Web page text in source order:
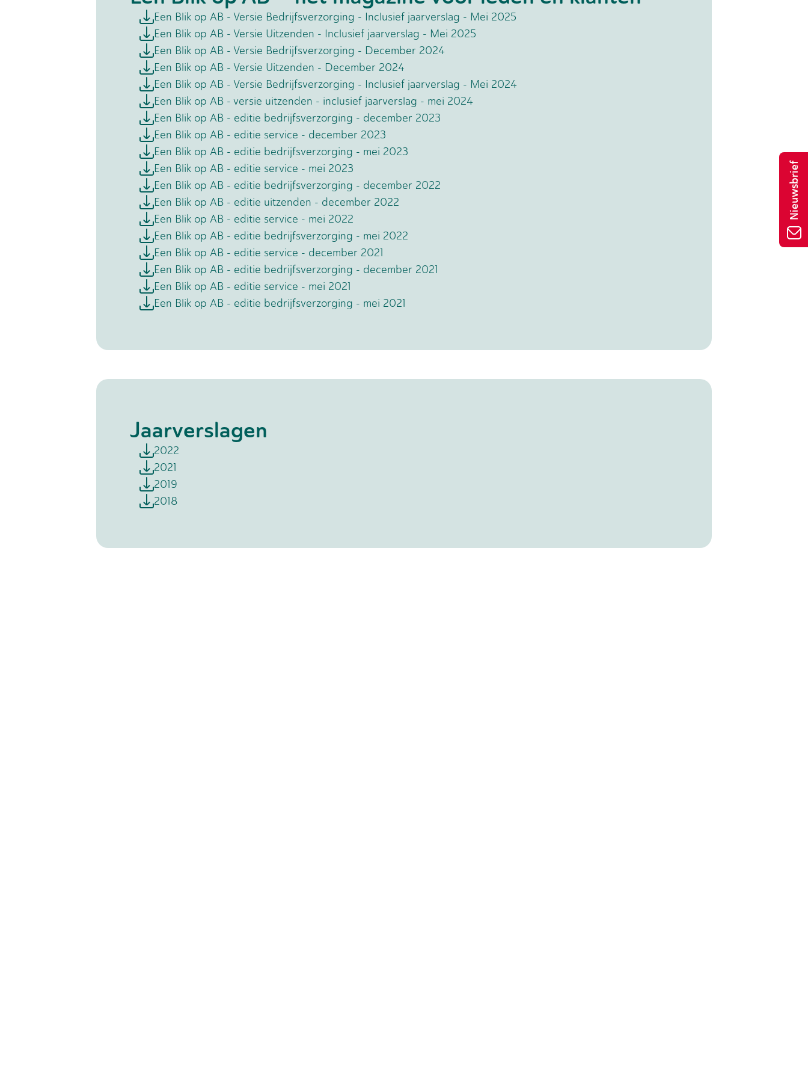
Een Blik op AB - Versie Bedrijfsverzorging - Inclusief jaarverslag - Mei 2025
Een Blik op AB - Versie Uitzenden - Inclusief jaarverslag - Mei 2025
Een Blik op AB - Versie Bedrijfsverzorging - December 2024
Een Blik op AB - Versie Uitzenden - December 2024
Een Blik op AB - Versie Bedrijfsverzorging - Inclusief jaarverslag - Mei 2024
Een Blik op AB - versie uitzenden - inclusief jaarverslag - mei 2024
Een Blik op AB - editie bedrijfsverzorging - december 2023
Een Blik op AB - editie service - december 2023
Een Blik op AB - editie bedrijfsverzorging - mei 2023
Een Blik op AB - editie service - mei 2023
Een Blik op AB - editie bedrijfsverzorging - december 2022
Een Blik op AB - editie uitzenden - december 2022
Een Blik op AB - editie service - mei 2022
Een Blik op AB - editie bedrijfsverzorging - mei 2022
Een Blik op AB - editie service - december 2021
Een Blik op AB - editie bedrijfsverzorging - december 2021
Een Blik op AB - editie service - mei 2021
Een Blik op AB - editie bedrijfsverzorging - mei 2021
Jaarverslagen
2022
2021
2019
2018
Nieuwsbrief